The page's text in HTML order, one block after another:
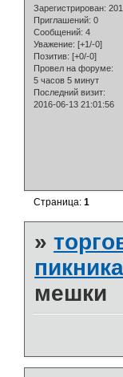
Зарегистрирован:
Приглашений: 0
Сообщений: 4
Уважение: [+1/-0]
Позитив: [+0/-0]
Провел на форуме:
5 часов 5 минут
Последний визит:
2016-06-13 21:01:56
Страница:1
»
мешки